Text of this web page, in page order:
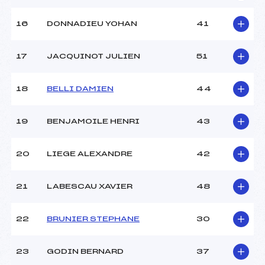
Cad->Mas
16 DONNADIEU YOHAN 41
17 JACQUINOT JULIEN 51
18 BELLI DAMIEN 44
19 BENJAMOILE HENRI 43
20 LIEGE ALEXANDRE 42
21 LABESCAU XAVIER 48
22 BRUNIER STEPHANE 30
23 GODIN BERNARD 37